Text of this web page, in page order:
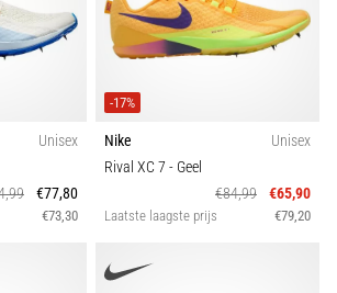
Unisex
€77,80
€73,30
-17%
Nike
Unisex
Rival XC 7 - Geel
€84,99
€65,90
Laatste laagste prijs €79,20